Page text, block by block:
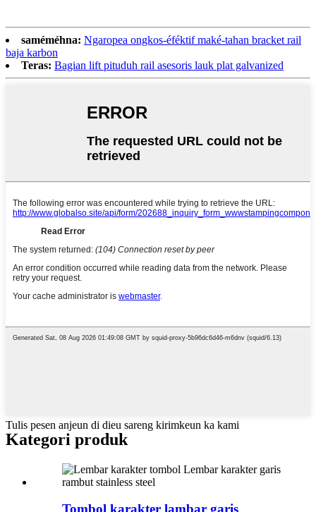
saméméhna: Ngaropea ongkos-éféktif maké-tahan bracket rail
baja karbon
Teras: Bagian lift pituduh rail asesoris lauk plat galvanized
Tulis pesen anjeun di dieu sareng kirimkeun ka kami
Kategori produk